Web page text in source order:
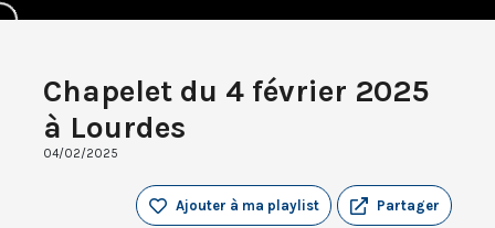
Chapelet du 4 février 2025
à Lourdes
04/02/2025
Partager
Ajouter à ma playlist